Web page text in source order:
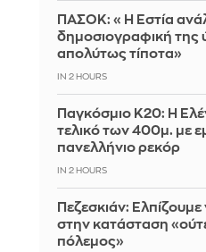
ΠΑΣΟΚ: «Η Εστία
δημοσιογραφική της
απολύτως τίποτα»
IN 2 HOURS
Παγκόσμιο Κ20: Η
τελικό των 400μ. με
πανελλήνιο ρεκόρ
IN 2 HOURS
Πεζεσκιάν: Ελπίζουμε
στην κατάσταση
πόλεμος»